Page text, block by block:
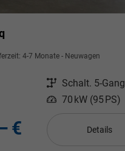
4-7 Monate Neuwagen
Getriebe Schalt. 5-Gang
Leistung 70 kW (95 PS)
€ Details